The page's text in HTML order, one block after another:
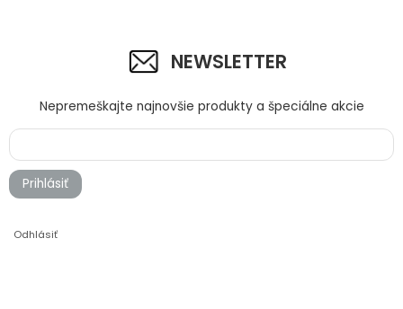
NEWSLETTER
Nepremeškajte najnovšie produkty a špeciálne akcie
Prihlásiť
Odhlásiť